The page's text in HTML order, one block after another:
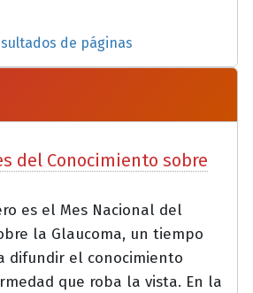
de páginas
del Conocimiento sobre
es el Mes Nacional del
la Glaucoma, un tiempo
difundir el conocimiento
que roba la vista. En la